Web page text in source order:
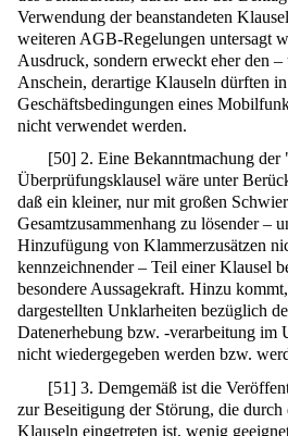
Verwendung der beanstandeten
weiteren AGB-Regelungen untersagt
Ausdruck, sondern erweckt eher den
Anschein, derartige Klauseln dürften
Geschäftsbedingungen eines
nicht verwendet werden.
[50] 2. Eine Bekanntmachung
Überprüfungsklausel wäre unter
daß ein kleiner, nur mit großen
Gesamtzusammenhang zu lösender –
Hinzufügung von Klammerzusätzen
kennzeichnender – Teil einer Klausel
besondere Aussagekraft. Hinzu
dargestellten Unklarheiten bezüglich
Datenerhebung bzw. -verarbeitung im
nicht wiedergegeben werden bzw.
[51] 3. Demgemäß ist die
zur Beseitigung der Störung, die
Klauseln eingetreten ist, wenig